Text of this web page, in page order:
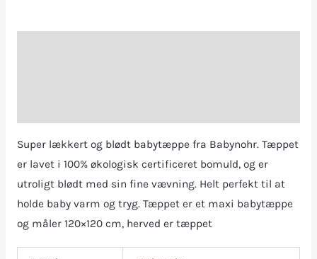
Super lækkert og blødt babytæppe fra Babynohr. Tæppet
er lavet i 100% økologisk certificeret bomuld, og er
utroligt blødt med sin fine vævning. Helt perfekt til at
holde baby varm og tryg. Tæppet er et maxi babytæppe
og måler 120×120 cm, herved er tæppet